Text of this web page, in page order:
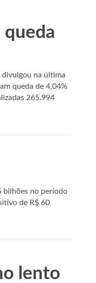
queda
divulgou na última
queda de 4,04%
265.994
bilhões no período
de R$ 60
lento